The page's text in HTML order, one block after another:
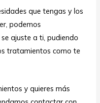
que tengas y los
podemos
ajuste a ti, pudiendo
tratamientos como te
y quieres más